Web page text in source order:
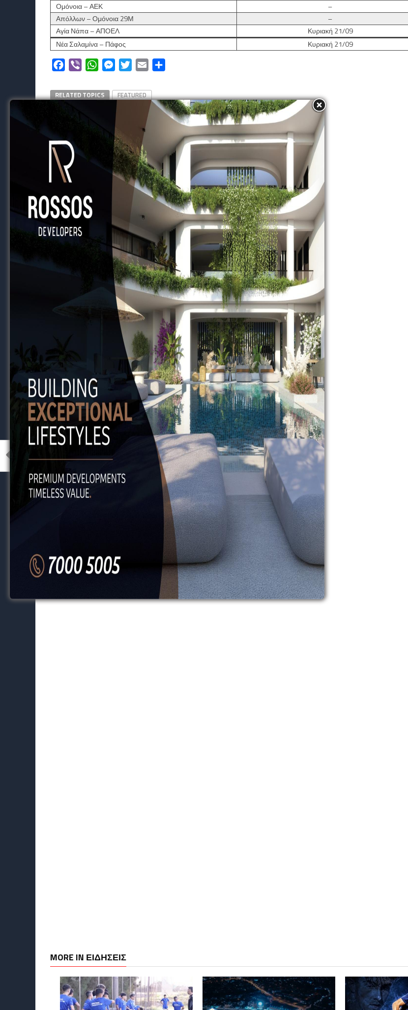
Ομόνοια – ΑΕΚ
–
Απόλλων – Ομόνοια 29Μ
–
Αγία Νάπα – ΑΠΟΕΛ
Κυριακή 21/09
Νέα Σαλαμίνα – Πάφος
Κυριακή 21/09
Facebook
Viber WhatsAppMessengerTwitterEmail
RELATED TOPICS FEATURED
MORE IN ΕΙΔΗΣΕΙΣ